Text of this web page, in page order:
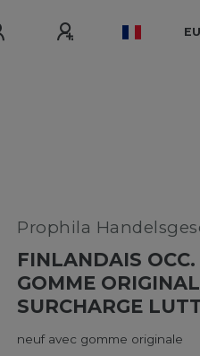
Prophila
FINLANDAIS
GOMME
SURCHARGE
neuf avec gomme originale